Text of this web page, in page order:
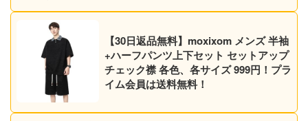
【30日返品無料】moxixom メンズ 半袖
+ハーフパンツ上下セット セットアップ
チェック襟 各色、各サイズ 999円！プラ
イム会員は送料無料！